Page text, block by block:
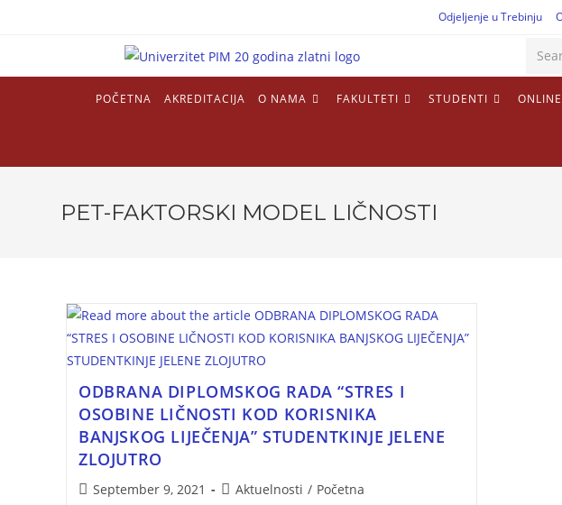
Odjeljenje u Trebinju
POČETNA AKREDITACIJA O NAMA FAKULTETI STUDENTI
PET-FAKTORSKI MODEL LIČNOSTI
ODBRANA DIPLOMSKOG RADA “STRES I
OSOBINE LIČNOSTI KOD KORISNIKA
BANJSKOG LIJEČENJA” STUDENTKINJE JELENE
ZLOJUTRO
September 9, 2021 Aktuelnosti / Početna